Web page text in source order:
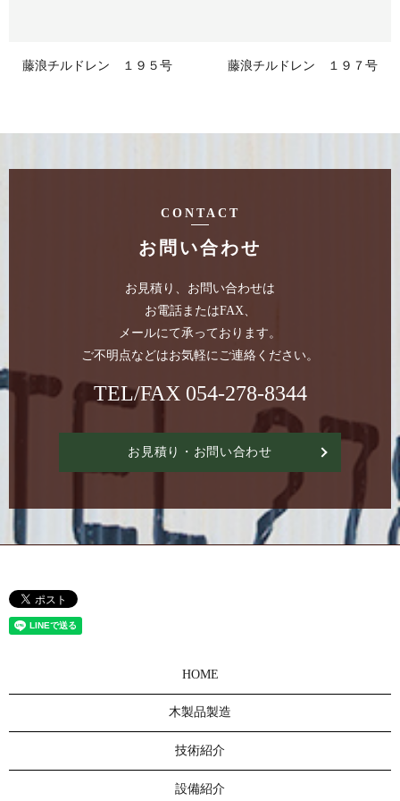
藤浪チルドレン １９５号 藤浪チルドレン １９７号
CONTACT
お問い合わせ
お見積り、お問い合わせは
お電話またはFAX、
メールにて承っております。
ご不明点などはお気軽にご連絡ください。
TEL/FAX 054-278-8344
お見積り・お問い合わせ
HOME
木製品製造
技術紹介
設備紹介